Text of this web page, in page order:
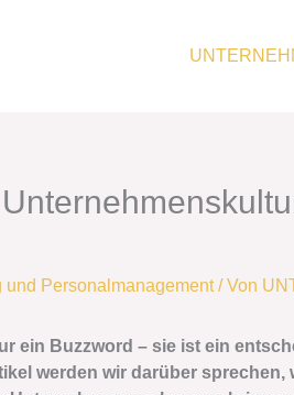
und Personalmanagement/ Von
ein Buzzword – sie ist ein
werden wir darüber sprechen,